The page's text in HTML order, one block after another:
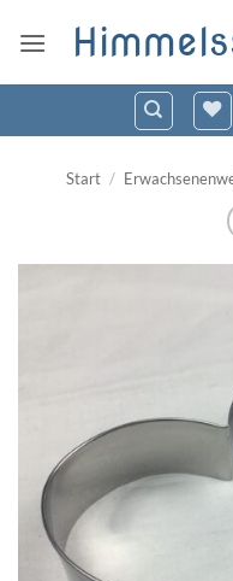
Inhalt
Start /